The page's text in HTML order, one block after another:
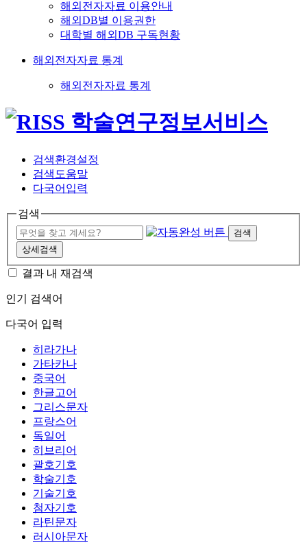
해외전자자료 이용안내
해외DB별 이용권한
대학별 해외DB 구독현황
해외전자자료 통계
해외전자자료 통계
검색환경설정
검색도움말
다국어입력
검색
검색
상세검색
결과 내 재검색
인기 검색어
다국어 입력
히라가나
가타카나
중국어
한글고어
그리스문자
프랑스어
독일어
히브리어
괄호기호
학술기호
기술기호
첨자기호
라틴문자
러시아문자